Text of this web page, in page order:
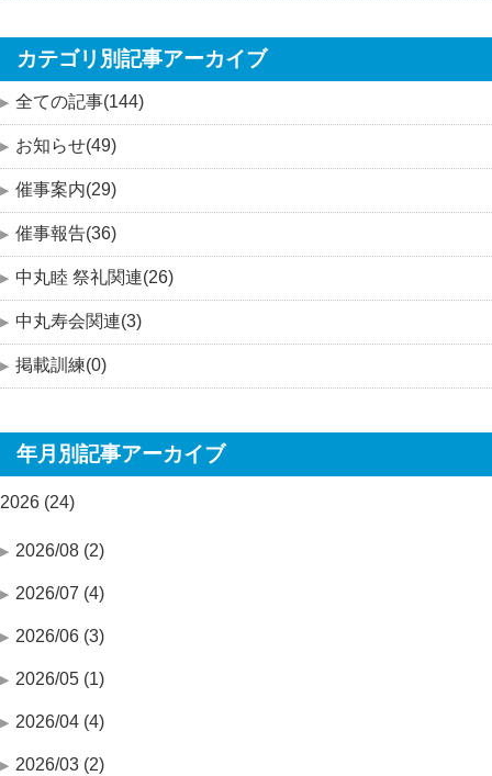
カテゴリ別記事アーカイブ
全ての記事(144)
お知らせ(49)
催事案内(29)
催事報告(36)
中丸睦 祭礼関連(26)
中丸寿会関連(3)
掲載訓練(0)
年月別記事アーカイブ
2026 (24)
2026/08 (2)
2026/07 (4)
2026/06 (3)
2026/05 (1)
2026/04 (4)
2026/03 (2)